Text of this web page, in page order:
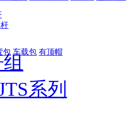
包 车载包 有顶帽
系列